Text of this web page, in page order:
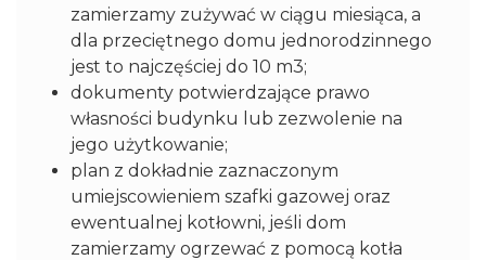
zamierzamy zużywać w ciągu miesiąca, a
dla przeciętnego domu jednorodzinnego
jest to najczęściej do 10 m3;
dokumenty potwierdzające prawo
własności budynku lub zezwolenie na
jego użytkowanie;
plan z dokładnie zaznaczonym
umiejscowieniem szafki gazowej oraz
ewentualnej kotłowni, jeśli dom
zamierzamy ogrzewać z pomocą kotła